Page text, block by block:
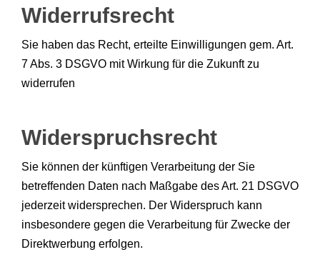
Widerrufsrecht
Sie haben das Recht, erteilte Einwilligungen gem. Art.
7 Abs. 3 DSGVO mit Wirkung für die Zukunft zu
widerrufen
Widerspruchsrecht
Sie können der künftigen Verarbeitung der Sie
betreffenden Daten nach Maßgabe des Art. 21 DSGVO
jederzeit widersprechen. Der Widerspruch kann
insbesondere gegen die Verarbeitung für Zwecke der
Direktwerbung erfolgen.